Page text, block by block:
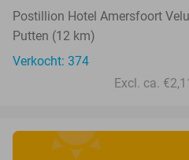
Postillion Hotel Amersfoort
Putten (12 km)
Verkocht: 374
Excl. ca.